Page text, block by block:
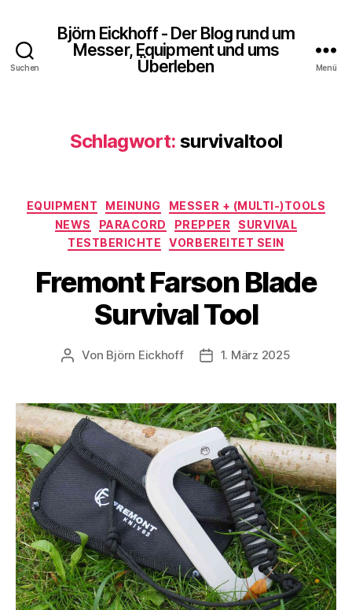
Suchen
Björn Eickhoff - Der Blog rund um
Messer, Equipment und ums
Überleben
Menü
Schlagwort: survivaltool
Kategorien
EQUIPMENT MEINUNG
MESSER + (MULTI-)TOOLS
NEWS
PARACORD PREPPER
SURVIVAL
TESTBERICHTE
VORBEREITET SEIN
Fremont Farson Blade
Survival Tool
Beitragsautor
Von Björn Eickhoff Veröffentlichungsdatum
1. März 2025